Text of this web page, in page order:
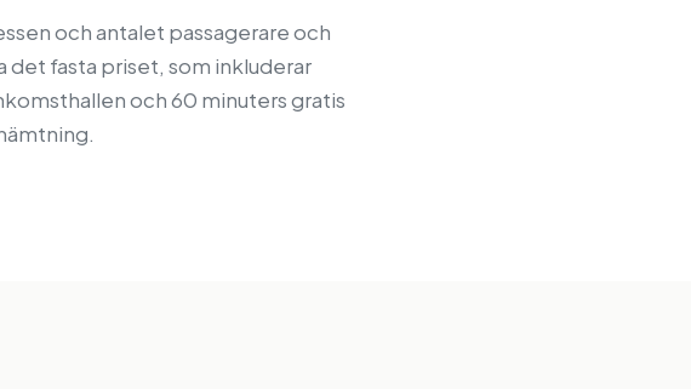
och antalet passagerare och
det fasta priset, som inkluderar
och 60 minuters gratis